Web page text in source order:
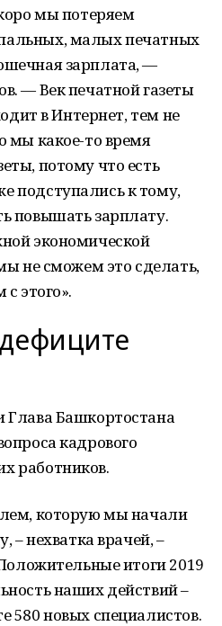
мы потеряем
малых печатных
зарплата, —
— Век печатной газеты
в Интернет, тем не
мы какое-то время
потому что есть
к тому,
повышать зарплату.
экономической
не сможем это сделать,
этого».
Глава Башкортостана
кадрового
работников.
которую мы начали
– нехватка врачей, –
итоги 2019
наших действий –
580 новых специалистов.